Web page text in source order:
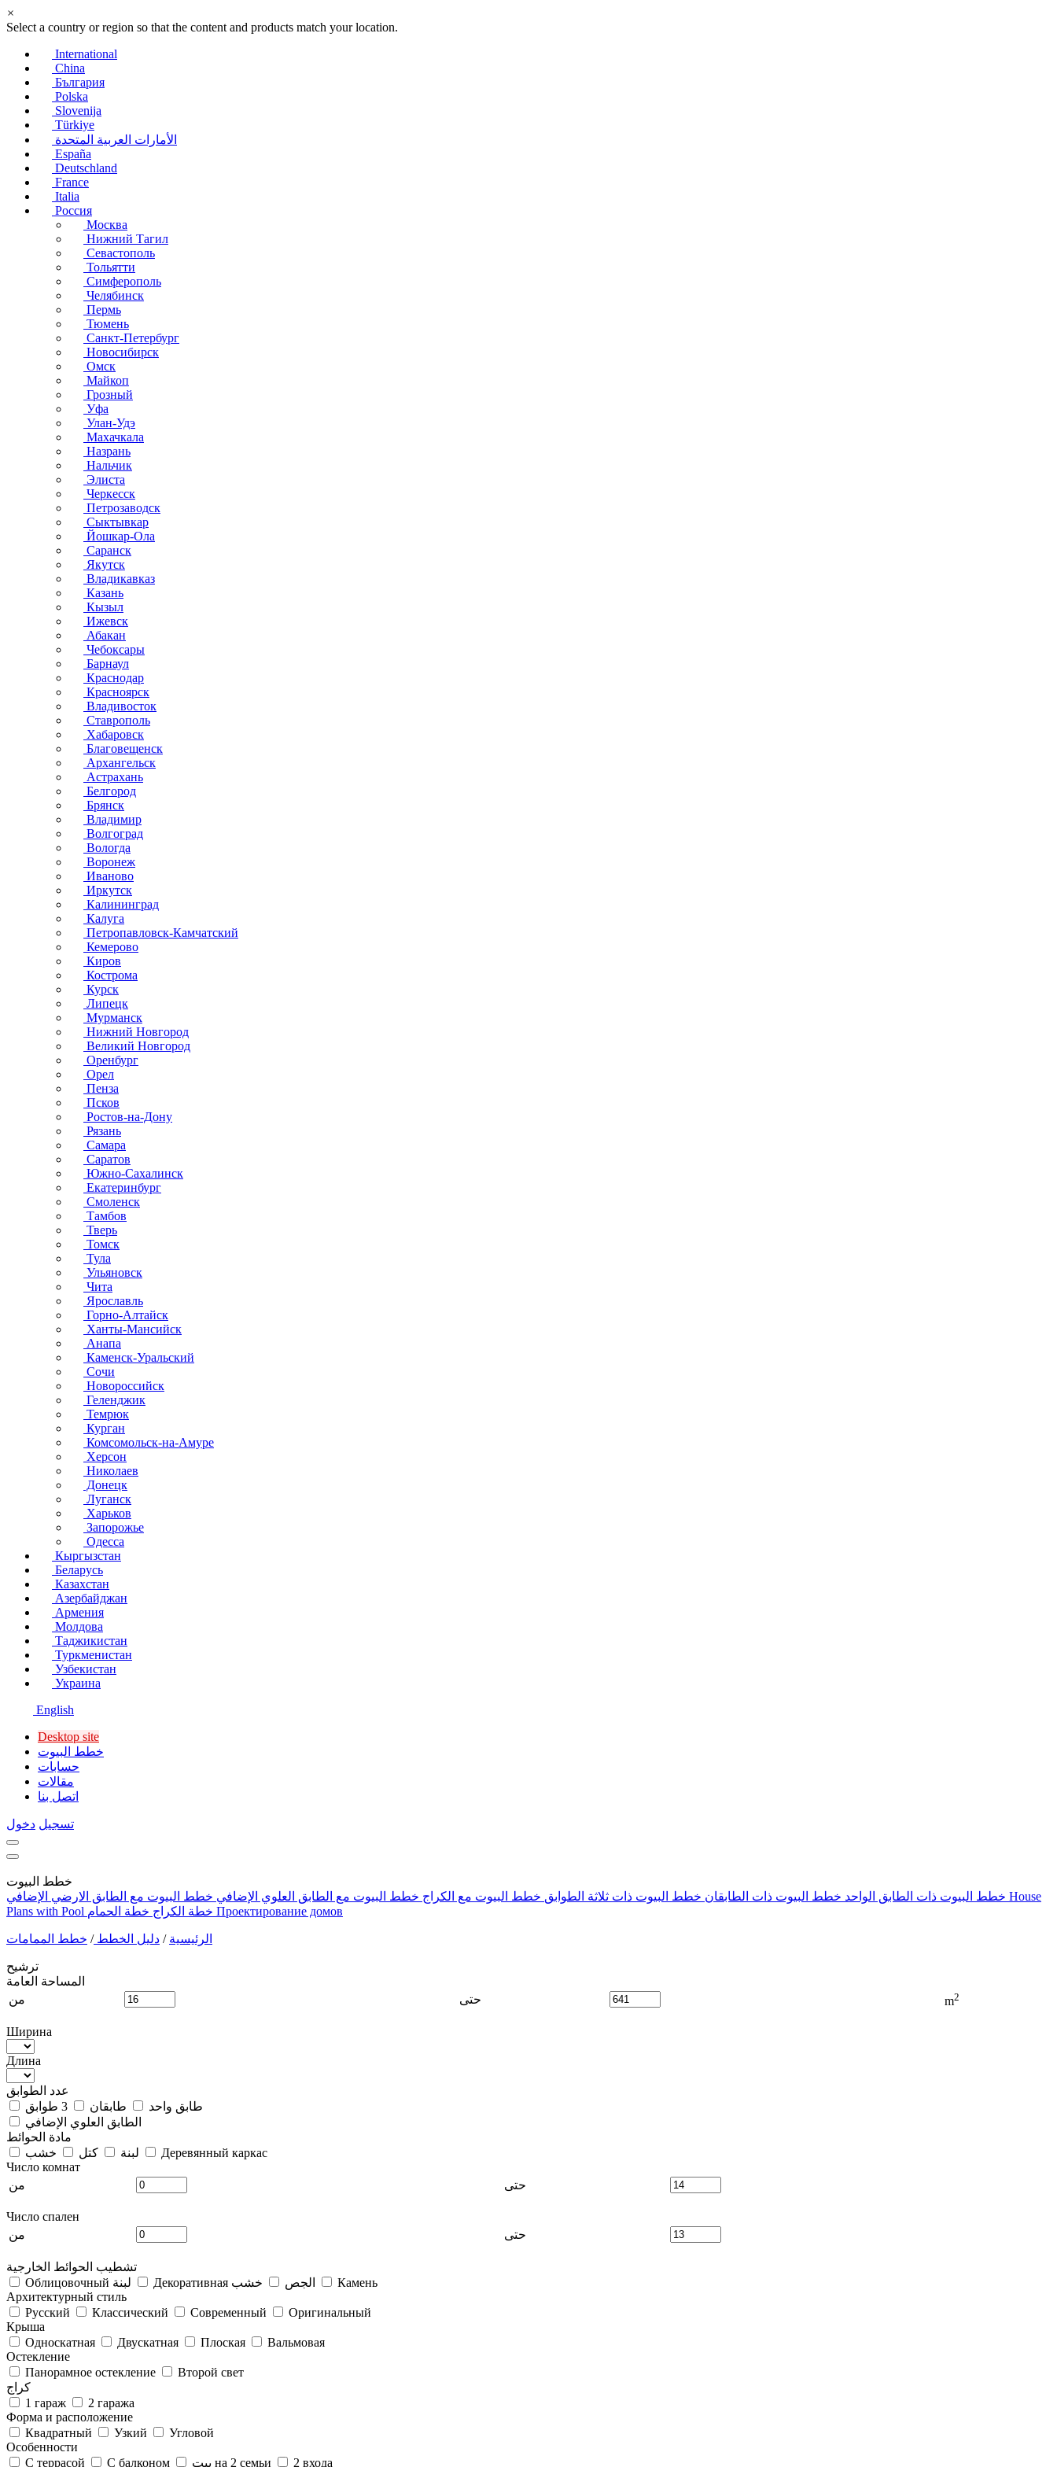
×
Select a country or region so that the content and products match your location.
International
China
България
Polska
Slovenija
Türkiye
الأمارات العربية المتحدة
España
Deutschland
France
Italia
Россия
Москва
Нижний Тагил
Севастополь
Тольятти
Симферополь
Челябинск
Пермь
Тюмень
Санкт-Петербург
Новосибирск
Омск
Майкоп
Грозный
Уфа
Улан-Удэ
Махачкала
Назрань
Нальчик
Элиста
Черкесск
Петрозаводск
Сыктывкар
Йошкар-Ола
Саранск
Якутск
Владикавказ
Казань
Кызыл
Ижевск
Абакан
Чебоксары
Барнаул
Краснодар
Красноярск
Владивосток
Ставрополь
Хабаровск
Благовещенск
Архангельск
Астрахань
Белгород
Брянск
Владимир
Волгоград
Вологда
Воронеж
Иваново
Иркутск
Калининград
Калуга
Петропавловск-Камчатский
Кемерово
Киров
Кострома
Курск
Липецк
Мурманск
Нижний Новгород
Великий Новгород
Оренбург
Орел
Пенза
Псков
Ростов-на-Дону
Рязань
Самара
Саратов
Южно-Сахалинск
Екатеринбург
Смоленск
Тамбов
Тверь
Томск
Тула
Ульяновск
Чита
Ярославль
Горно-Алтайск
Ханты-Мансийск
Анапа
Каменск-Уральский
Сочи
Новороссийск
Геленджик
Темрюк
Курган
Комсомольск-на-Амуре
Херсон
Николаев
Донецк
Луганск
Харьков
Запорожье
Одесса
Кыргызстан
Беларусь
Казахстан
Азербайджан
Армения
Молдова
Таджикистан
Туркменистан
Узбекистан
Украина
English
Desktop site
خطط البيوت
حسابات
مقالات
اتصل بنا
تسجيل دخول
خطط البيوت
خطط البيوت ذات الطابق الواحد خطط البيوت ذات الطابقان خطط البيوت ذات ثلاثة الطوابق خطط البيوت مع الكراج خطط البيوت مع الطابق العلوي الإضافي خطط البيوت مع الطابق الارضي الإضافي
House
Plans with Pool
خطة الكراج خطة الحمام Проектирование домов
الرئيسية / دليل الخطط / خطط الممامات
ترشيح
المساحة العامة
من
حتى m2
Ширина
Длина
عدد الطوابق
طابق واحد
طابقان
الطابق العلوي الإضافي
مادة الحوائط
لبنة
كتل خشب
Деревянный каркас
Число комнат
من
حتى
Число спален
من
حتى
تشطيب الحوائط الخارجية
Облицовочный لبنة
Декоративная الجص خشب
Камень
Архитектурный стиль
Русский
Классический Современный
Оригинальный
Крыша
Односкатная
Двускатная Плоская
Вальмовая
Остекление
Панорамное остекление
Второй свет
كراج
1 гараж
2 гаража
Форма и расположение
Квадратный
Узкий
Угловой
Особенности
С террасой
С балконом بيت на 2 семьи
2 входа